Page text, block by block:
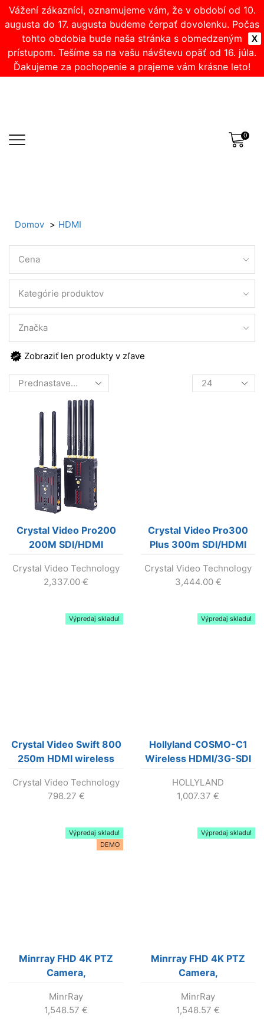
X
Vážení zákazníci, oznamujeme vám, že v období od 10.
augusta do 17. augusta budeme čerpať dovolenku. Počas
tohto obdobia bude naša stránka s obmedzeným
prístupom. Tešíme sa na vašu návštevu opäť od 16. júla.
Ďakujeme za pochopenie a prajeme vám krásne leto!
0
Domov HDMI
Cena
Kategórie produktov
Značka
Zobraziť len produkty v zľave
Products
per
Crystal Video Pro200
200M SDI/HDMI
transmission kit
Crystal Video Technology
2,337.00 €
Crystal Video Pro300
Plus 300m SDI/HDMI
transmission kit
Crystal Video Technology
3,444.00 €
Výpredaj skladu!
Crystal Video Swift 800
250m HDMI wireless
Crystal Video Technology
798.27 €
Výpredaj skladu!
Hollyland COSMO-C1
Wireless HDMI/3G-SDI
HOLLYLAND
1,007.37 €
Výpredaj skladu!
DEMO
Minrray FHD 4K PTZ
Camera,
MinrRay
1,548.57 €
Výpredaj skladu!
Minrray FHD 4K PTZ
Camera,
MinrRay
1,548.57 €